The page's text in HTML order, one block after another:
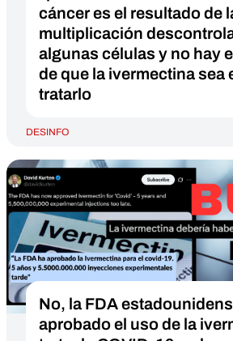
cáncer es el resultado de
multiplicación
algunas células y no hay
de que la ivermectina sea
tratarlo
DESINFO
No, la FDA
aprobado el uso de la